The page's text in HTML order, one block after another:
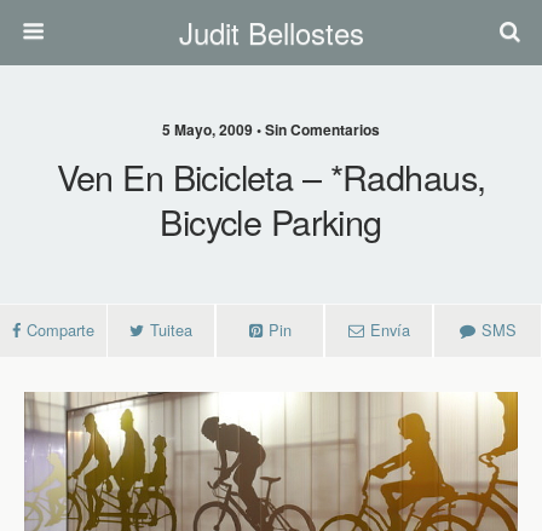
Judit Bellostes
5 Mayo, 2009 • Sin Comentarios
Ven En Bicicleta – *Radhaus,
Bicycle Parking
Comparte Tuitea Pin Envía SMS